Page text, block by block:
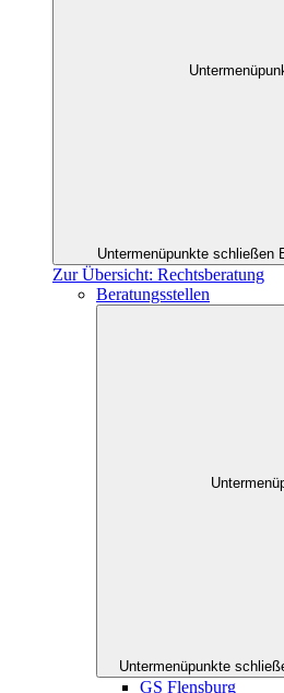
Untermenüpunkte schließen
Zur Übersicht: Rechtsberatung
Beratungsstellen
Untermenüpunkte
GS Flensburg